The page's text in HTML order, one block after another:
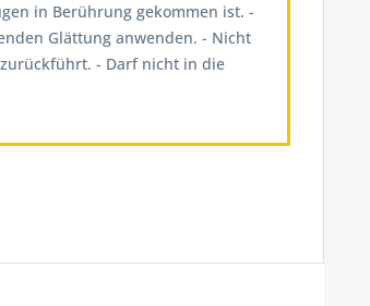
in Berührung gekommen ist. -
Glättung anwenden. - Nicht
- Darf nicht in die